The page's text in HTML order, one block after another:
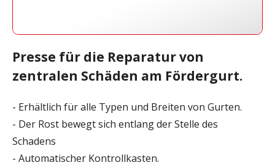
Presse für die Reparatur von
zentralen Schäden am Fördergurt.
- Erhältlich für alle Typen und Breiten von Gurten.
- Der Rost bewegt sich entlang der Stelle des
Schadens
- Automatischer Kontrollkasten.